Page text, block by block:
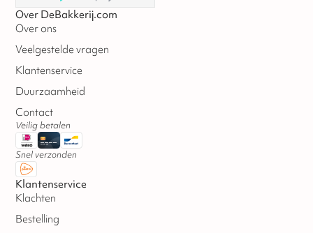
Over DeBakkerij.com
Over ons
Veelgestelde vragen
Klantenservice
Duurzaamheid
Contact
Veilig betalen
Snel verzonden
Klantenservice
Klachten
Bestelling